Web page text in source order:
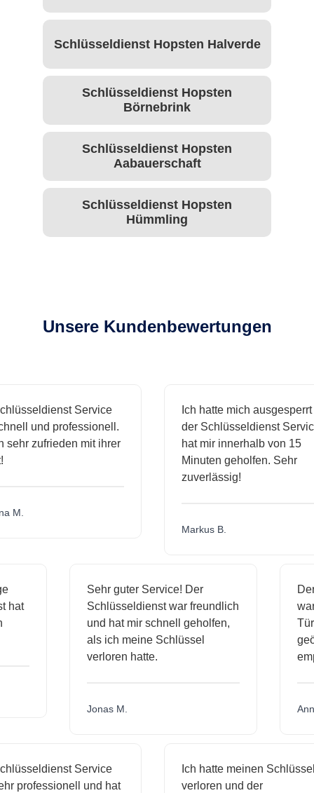
Schlüsseldienst Hopsten Halverde
Schlüsseldienst Hopsten
Börnebrink
Schlüsseldienst Hopsten
Aabauerschaft
Schlüsseldienst Hopsten
Hümmling
Unsere Kundenbewertungen
Service
und professionell.
zufrieden mit ihrer
M.
Ich hatte mich ausgesperrt
der Schlüsseldienst Service
hat mir innerhalb von 15
Minuten geholfen. Sehr
zuverlässig!
Markus B.
hat
Sehr guter Service! Der
Schlüsseldienst war freundlich
und hat mir schnell geholfen,
als ich meine Schlüssel
verloren hatte.
Jonas M.
Service
professionell und hat
Ich hatte meinen Schlüssel
verloren und der